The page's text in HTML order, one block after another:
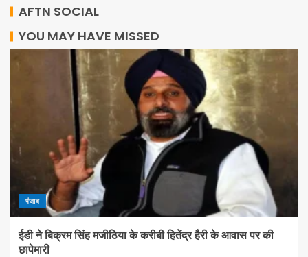
AFTN SOCIAL
YOU MAY HAVE MISSED
पंजाब
ईडी ने बिक्रम सिंह मजीठिया के करीबी हितेंद्र हैरी के आवास पर की
छापेमारी